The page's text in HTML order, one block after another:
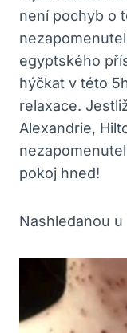
není pochyb o
egyptského
hýčkat v této
relaxace.
Alexandrie,
pokoj hned!
Nashledanou